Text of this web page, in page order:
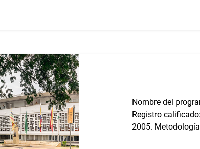
Nombre del
Registro
2005.